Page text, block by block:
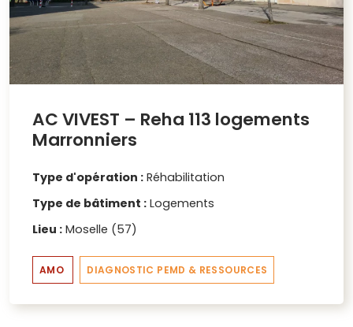
AC VIVEST – Reha 113 logements
Marronniers
Type d'opération :Réhabilitation
Type de bâtiment :Logements
Lieu :Moselle (57)
AMO DIAGNOSTIC PEMD & RESSOURCES